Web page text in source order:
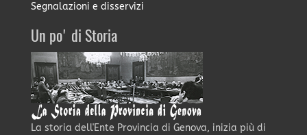
Segnalazioni e disservizi
Un po' di Storia
La storia dell'Ente Provincia di Genova, inizia più di